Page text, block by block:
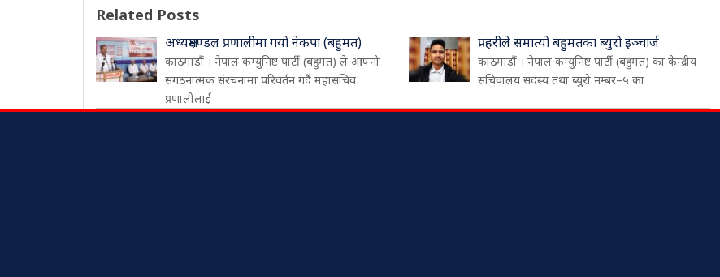
Related Posts
अध्यक्षमण्डल प्रणालीमा गयो नेकपा (बहुमत)
काठमाडौं । नेपाल कम्युनिष्ट पार्टी (बहुमत) ले आफ्नो
संगठनात्मक संरचनामा परिवर्तन गर्दै महासचिव
प्रणालीलाई
प्रहरीले समात्यो बहुमतका ब्युरो इञ्चार्ज
काठमाडौं । नेपाल कम्युनिष्ट पार्टी (बहुमत) का केन्द्रीय
सचिवालय सदस्य तथा ब्युरो नम्बर–५ का